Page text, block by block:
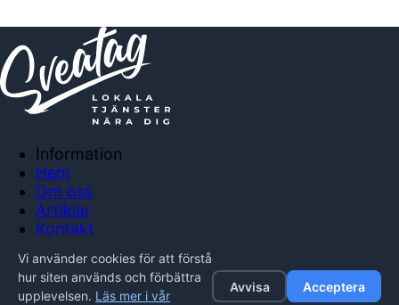
Information
Hem
Om oss
Artiklar
Kontakt
Integritetspolicy
Vi använder cookies för att förstå
hur siten används och förbättra
upplevelsen. Läs mer i vår
Avvisa Acceptera